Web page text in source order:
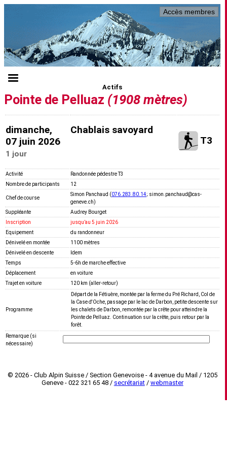
Accès membres
Actifs
Pointe de Pelluaz (1908 mètres)
dimanche,
07 juin 2026
1 jour
Chablais savoyard
T3
Activité
Randonnée pédestre T3
Nombre de participants
12
Chef de course
Simon Panchaud (076.283.80.14; simon.panchaud@cas-
geneve.ch)
Suppléante
Audrey Bourget
Inscription
jusquʼau 5 juin 2026
Equipement
du randonneur
Dénivelé en montée
1100 mètres
Dénivelé en descente
Idem
Temps
5-6h de marche effective
Déplacement
en voiture
Trajet en voiture
120 km (aller-retour)
Programme
Départ de la Fétiuère, montée par la ferme du Pré Richard, Col de
la Case d'Oche, passage par le lac de Darbon, petite descente sur
les chalets de Darbon, remontée par la crête pour atteindre la
Pointe de Pelluaz. Continuation sur la crête, puis retour par la
forêt.
Remarque (si
nécessaire)
© 2026 - Club Alpin Suisse / Section Genevoise - 4 avenue du Mail / 1205
Geneve - 022 321 65 48 / secrétariat/ webmaster